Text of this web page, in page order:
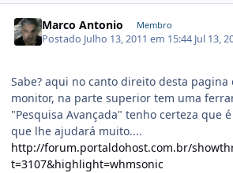
Marco Antonio Membro
Postado Julho 13, 2011 em 15:44 Jul 13,
Sabe? aqui no canto direito desta pagina
monitor, na parte superior tem uma
"Pesquisa Avançada" tenho certeza que
que lhe ajudará muito....
http://forum.portaldohost.com.br/
t=3107&highlight=whmsonic